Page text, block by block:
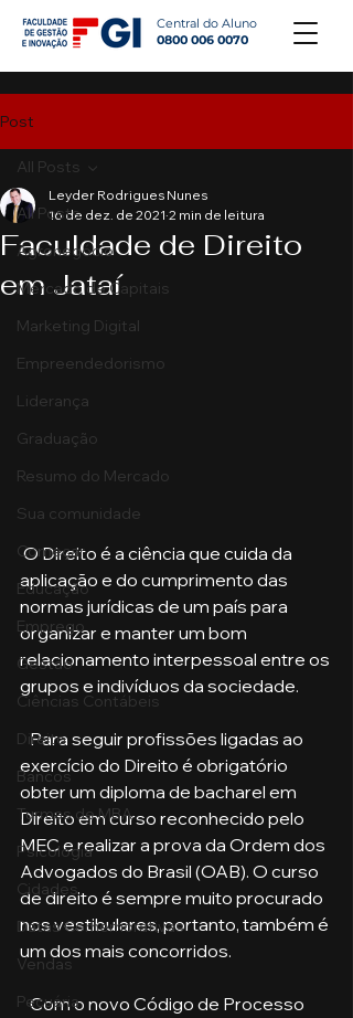
Central do Aluno
0800 006 0070
Post
All Posts
Agronegócio
Mercado de Capitais
Marketing Digital
Empreendedorismo
Liderança
Graduação
Resumo do Mercado
Sua comunidade
Começar
Educação
Emprego
Gestão
Ciências Contábeis
Direito
Bancos
Turmas de MBA
Psicologia
Cidades
Datas Comemorativas
Vendas
Pecuária
All Posts
Faculdade de Direito
em Jataí
Leyder Rodrigues Nunes
16 de dez. de 2021 2 min de leitura
O Direito é a ciência que cuida da
aplicação e do cumprimento das
normas jurídicas de um país para
organizar e manter um bom
relacionamento interpessoal entre os
grupos e indivíduos da sociedade.
   Para seguir profissões ligadas ao
exercício do Direito é obrigatório
obter um diploma de bacharel em
Direito em curso reconhecido pelo
MEC e realizar a prova da Ordem dos
Advogados do Brasil (OAB). O curso
de direito é sempre muito procurado
nos vestibulares, portanto, também é
um dos mais concorridos.
   Com o novo Código de Processo